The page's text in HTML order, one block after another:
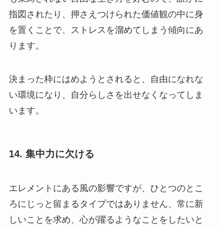
指図されたり、押さえつけられた価値観の中に身
を置くことで、ストレスを溜めてしまう傾向にあ
ります。
決まった枠にはめようとされると、自由になれな
い環境になり、自分らしさを出せなくなってしま
います。
14. 集中力に欠ける
エレメントにある風の影響ですが、ひとつのとこ
ろにじっと留まるタイプではありません、常に新
しいことを求め、心が躍るようなことをしたいと